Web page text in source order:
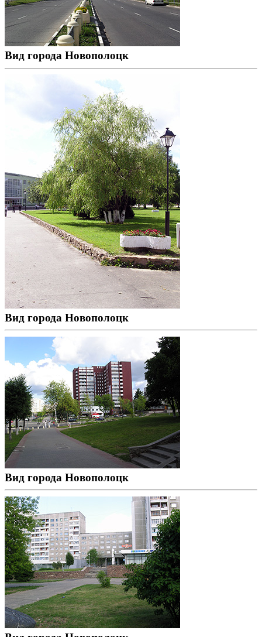
Вид города Новополоцк
Вид города Новополоцк
Вид города Новополоцк